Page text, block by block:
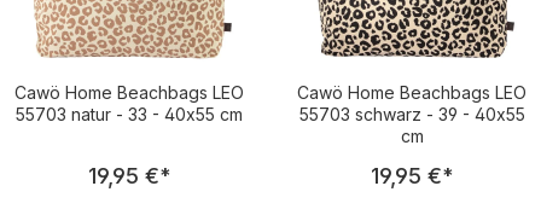
Cawö Home Beachbags LEO
55703 natur - 33 - 40x55 cm
Regulärer Preis:
19,95 €*
Cawö Home Beachbags LEO
55703 schwarz - 39 - 40x55
cm
Regulärer
19,95 €*